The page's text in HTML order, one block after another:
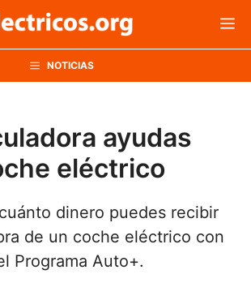
NOTICIAS
ayudas
eléctrico
dinero puedes recibir
de un coche eléctrico con
Programa Auto+.